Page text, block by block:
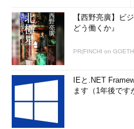
【西野亮廣】ビ
どう働くか』
PR(FINCHI on
IEと.NET
ます（1年後で